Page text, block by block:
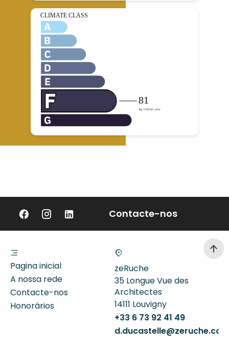
Contacte-nos
Pagina inicial
A nossa rede
Contacte-nos
Honorários
zeRuche
35 Longue Vue des
Architectes
14111 Louvigny
+33 6 73 92 41 49
d.ducastelle@zeruche.com